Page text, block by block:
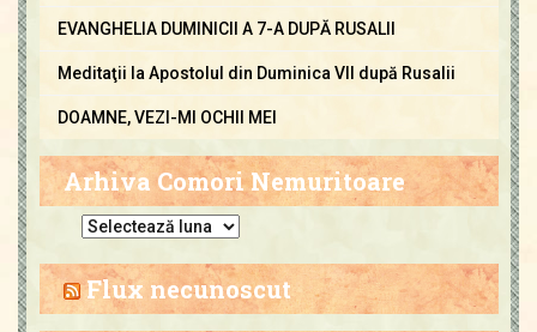
EVANGHELIA DUMINICII A 7-A DUPĂ RUSALII
Meditaţii la Apostolul din Duminica VII după Rusalii
DOAMNE, VEZI-MI OCHII MEI
Arhiva Comori Nemuritoare
h
i
Flux necunoscut